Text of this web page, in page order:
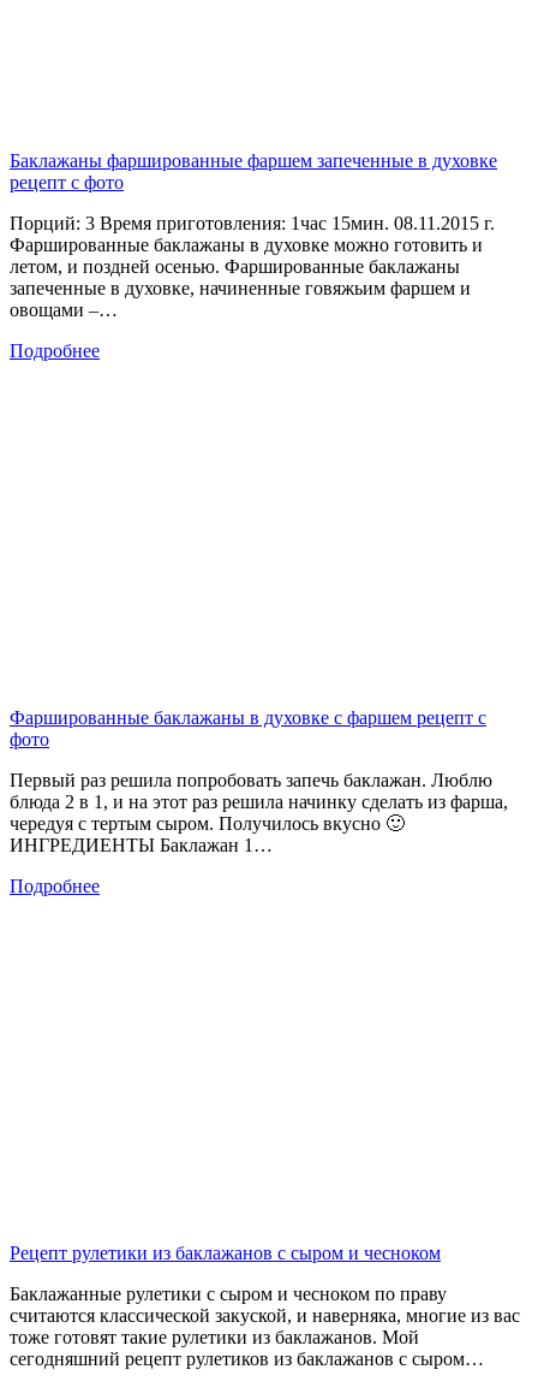
Баклажаны фаршированные фаршем запеченные в духовке
рецепт с фото
Порций: 3 Время приготовления: 1час 15мин. 08.11.2015 г.
Фаршированные баклажаны в духовке можно готовить и
летом, и поздней осенью. Фаршированные баклажаны
запеченные в духовке, начиненные говяжьим фаршем и
овощами –…
Подробнее
Фаршированные баклажаны в духовке с фаршем рецепт с
фото
Первый раз решила попробовать запечь баклажан. Люблю
блюда 2 в 1, и на этот раз решила начинку сделать из фарша,
чередуя с тертым сыром. Получилось вкусно 🙂
ИНГРЕДИЕНТЫ Баклажан 1…
Подробнее
Рецепт рулетики из баклажанов с сыром и чесноком
Баклажанные рулетики с сыром и чесноком по праву
считаются классической закуской, и наверняка, многие из вас
тоже готовят такие рулетики из баклажанов. Мой
сегодняшний рецепт рулетиков из баклажанов с сыром…